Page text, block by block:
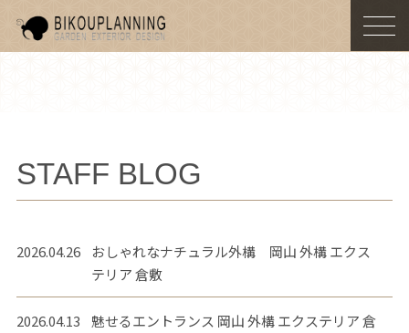
STAFF BLOG
2026.04.26
おしゃれなナチュラル外構 岡山 外構 エクス
テリア 倉敷
2026.04.13
魅せるエントランス 岡山 外構 エクステリア 倉